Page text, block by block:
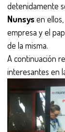
detenidamente
Nunsysen
empresa y el
de la misma.
A continuación
interesantes en